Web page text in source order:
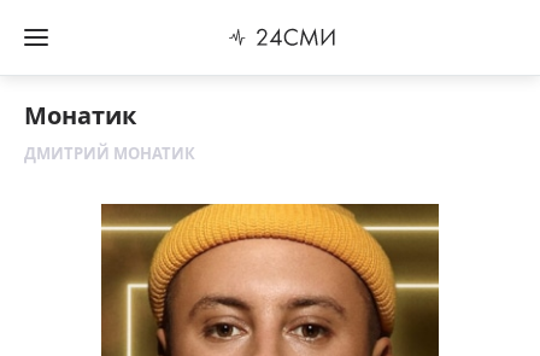
Монатик
ДМИТРИЙ МОНАТИК